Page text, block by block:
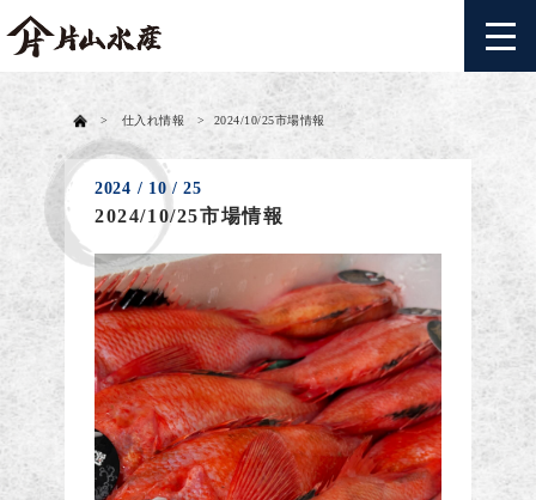
> 仕入れ情報 > 2024/10/25市場情報
2024 / 10 / 25
2024/10/25市場情報